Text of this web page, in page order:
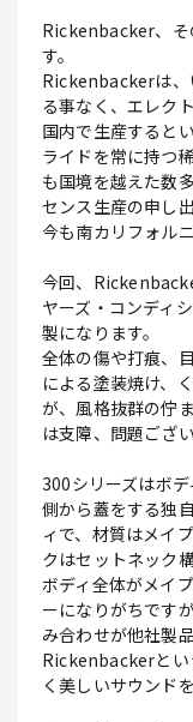
Rickenbacker、そ
す。
Rickenbackerは、
る事なく、エレク
国内で生産すると
ライドを常に持つ
も国境を越えた数
センス生産の申し
今も南カリフォル
今回、
ヤーズ・コンディ
製になります。
全体の傷や打痕、
による塗装焼け、
が、風格抜群の佇
は支障、問題ござ
300シリーズはボ
側から蓋をする独
ィで、材質はメイ
クはセットネック
ボディ全体がメイ
ーになりがちです
み合わせが他社製
Rickenbackerとい
く美しいサウンド